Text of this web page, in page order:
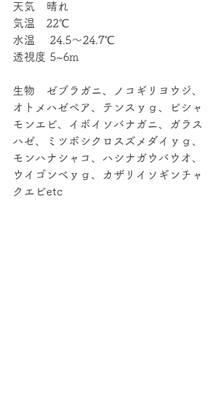
天気　晴れ
気温　22℃
水温 　24.5～24.7℃
透視度 5~6m
生物　ゼブラガニ、ノコギリヨウジ、
オトメハゼペア、テンスｙｇ、ビシャ
モンエビ、イボイソバナガニ、ガラス
ハゼ、ミツボシクロスズメダイｙｇ、
モンハナシャコ、ハシナガウバウオ、
ウイゴンべｙｇ、カザリイソギンチャ
クエビetc